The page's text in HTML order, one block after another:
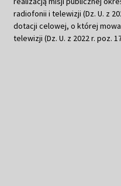
radiofonii i telewizji (Dz. U. z
dotacji celowej, o której mowa
telewizji (Dz. U. z 2022 r. poz.